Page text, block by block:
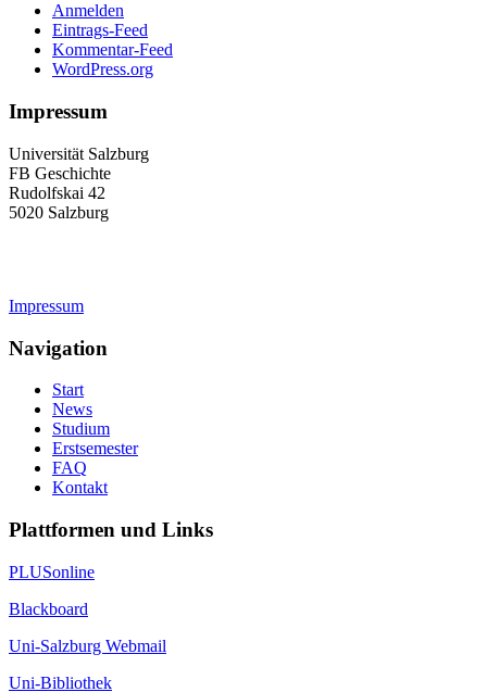
Anmelden
Eintrags-Feed
Kommentar-Feed
WordPress.org
Impressum
Universität Salzburg
FB Geschichte
Rudolfskai 42
5020 Salzburg
Impressum
Navigation
Start
News
Studium
Erstsemester
FAQ
Kontakt
Plattformen und Links
PLUSonline
Blackboard
Uni-Salzburg Webmail
Uni-Bibliothek